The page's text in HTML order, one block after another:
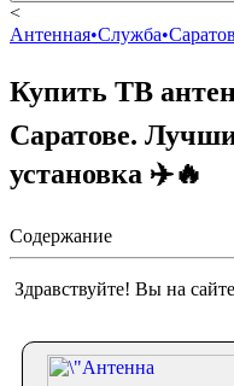
<
Антенная•Служба•Саратов
Купить ТВ
Саратове.
установка ✈️🔥
Содержание
Здравствуйте! Вы на